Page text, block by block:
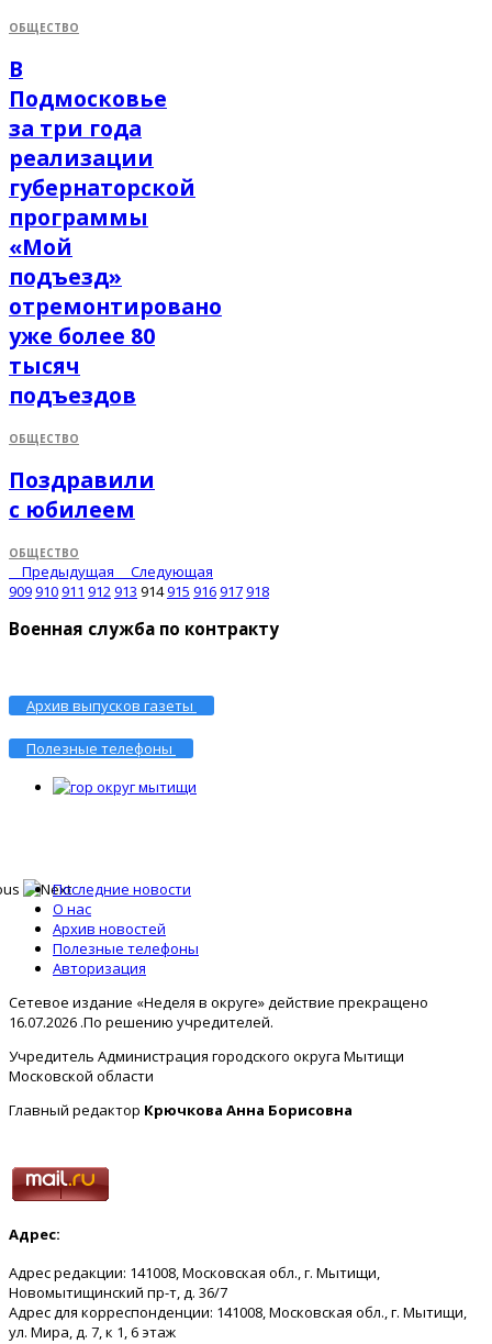
ОБЩЕСТВО
В
Подмосковье
за три года
реализации
губернаторской
программы
«Мой
подъезд»
отремонтировано
уже более 80
тысяч
подъездов
ОБЩЕСТВО
Поздравили
с юбилеем
ОБЩЕСТВО
Предыдущая
Следующая
909910911 912913 914915 916917918
Военная служба по контракту
Архив выпусков газеты
Полезные телефоны
Последние новости
О нас
Архив новостей
Полезные телефоны
Авторизация
Сетевое издание «Неделя в округе» действие прекращено
16.07.2026 .По решению учредителей.
Учредитель Администрация городского округа Мытищи
Московской области
Главный редактор Крючкова Анна Борисовна
Адрес:
Адрес редакции: 141008, Московская обл., г. Мытищи,
Новомытищинский пр-т, д. 36/7
Адрес для корреспонденции: 141008, Московская обл., г. Мытищи,
ул. Мира, д. 7, к 1, 6 этаж